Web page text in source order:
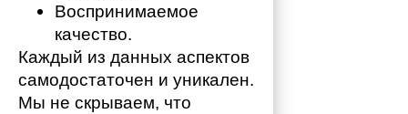
Воспринимаемое
качество.
Каждый из данных аспектов
самодостаточен и уникален.
Мы не скрываем, что